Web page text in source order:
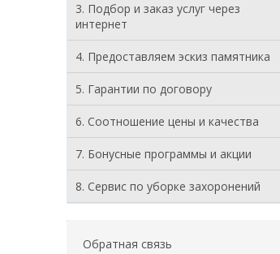
3. Подбор и заказ услуг через
интернет
4. Предоставляем эскиз памятника
5. Гарантии по договору
6. Соотношение цены и качества
7. Бонусные программы и акции
8. Cервис по уборке захоронений
Обратная связь